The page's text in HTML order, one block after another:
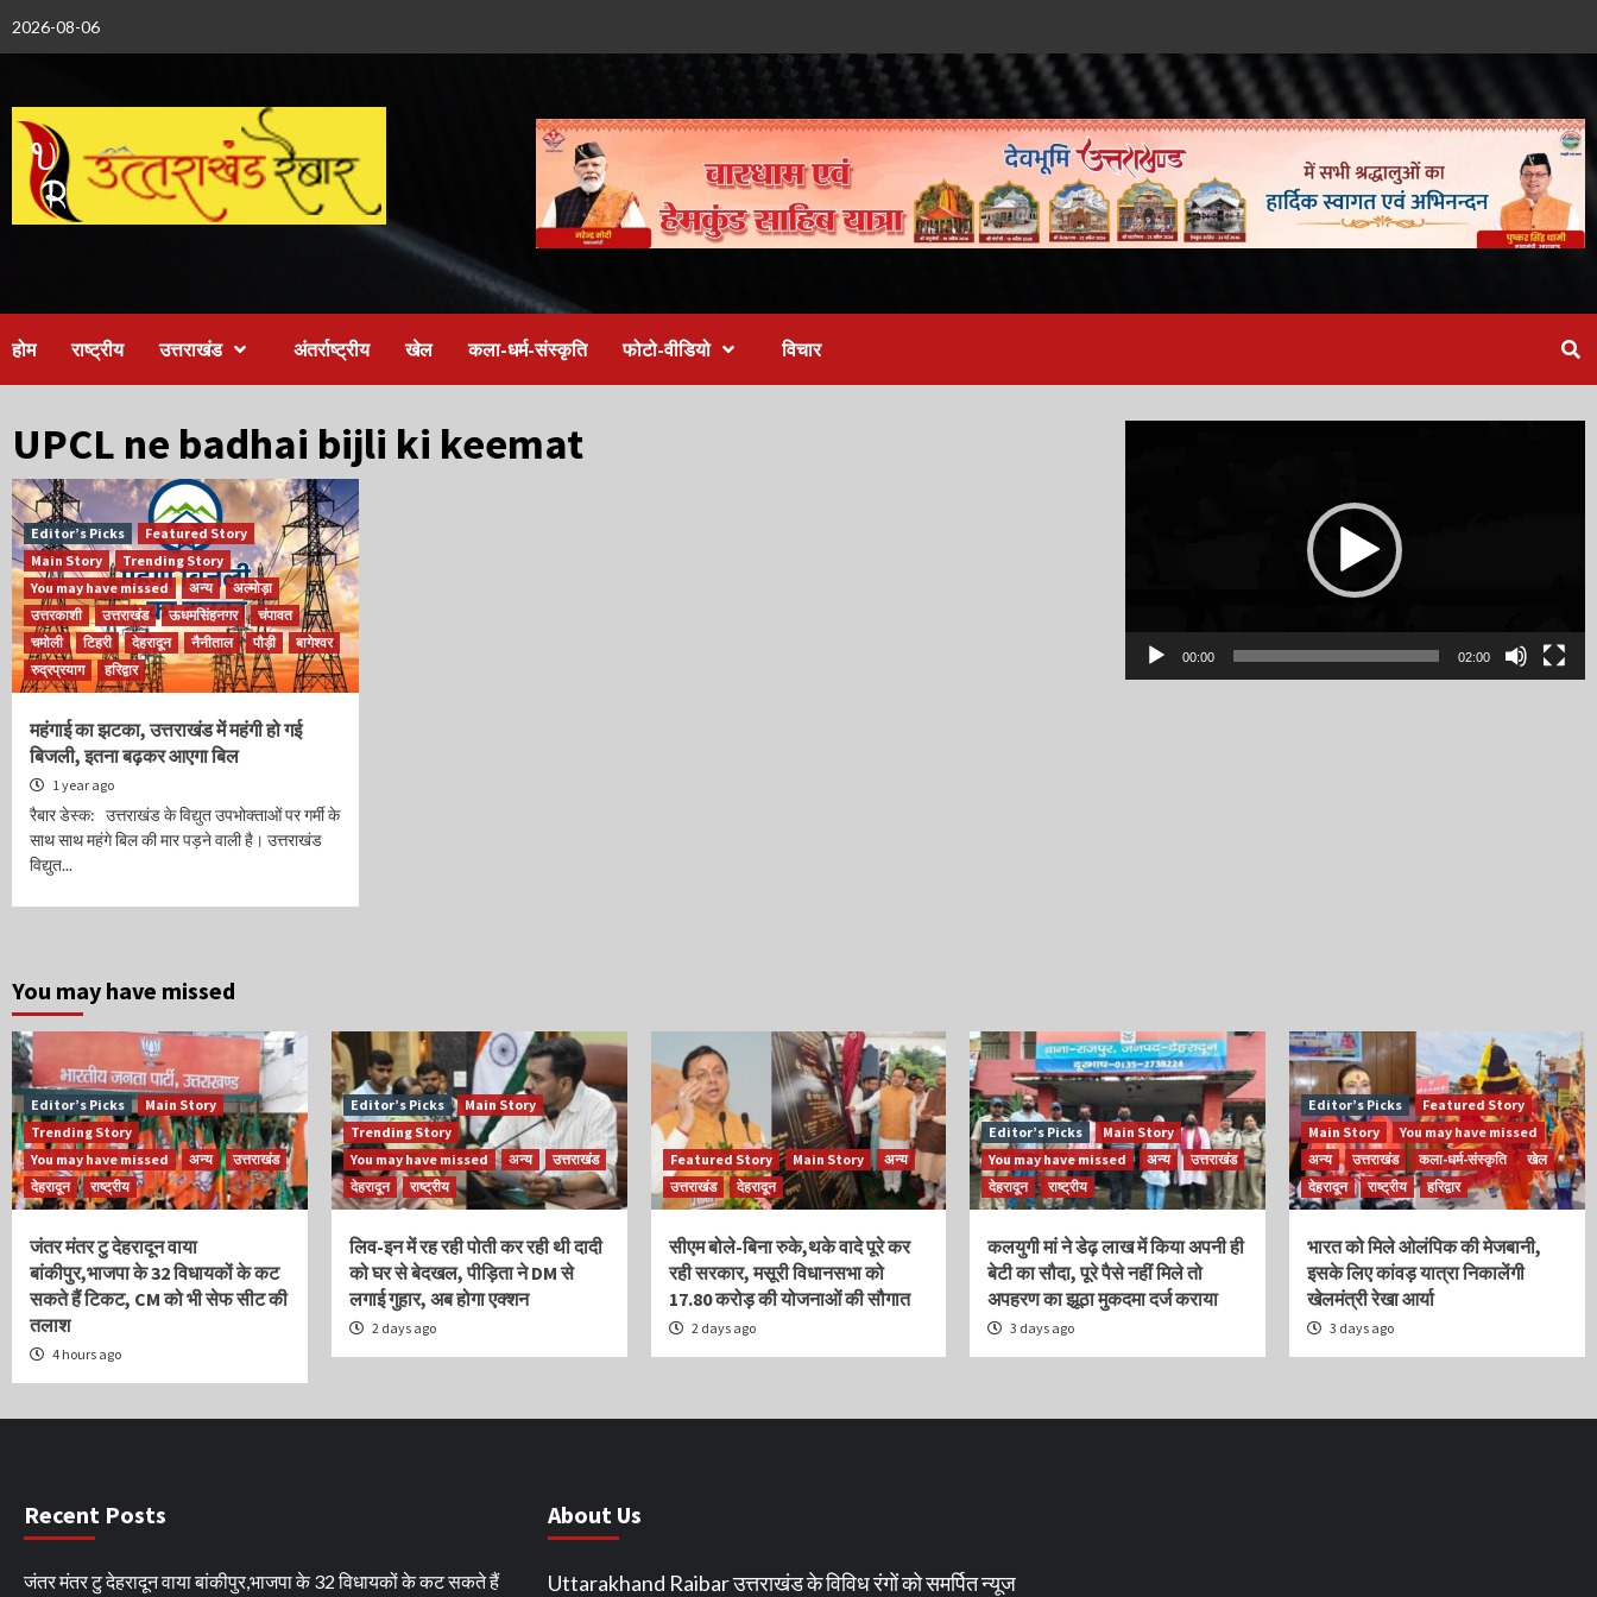
2026-08-06
होम राष्ट्रीय उत्तराखंड अंतर्राष्ट्रीय खेल कला-धर्म-संस्कृति फोटो-वीडियो विचार
UPCL ne badhai bijli ki keemat
Editor’s Picks
Featured Story
Main Story
Trending Story
You may have missed
अन्य
अल्मोड़ा
उत्तरकाशी
उत्तराखंड ऊधमसिंहनगर
चंपावत
चमोली
टिहरी देहरादून नैनीताल पौड़ी
बागेश्वर
रुद्रप्रयाग
हरिद्वार
महंगाई का झटका, उत्तराखंड में महंगी हो गई
बिजली, इतना बढ़कर आएगा बिल
1 year ago
रैबार डेस्क: उत्तराखंड के विद्युत उपभोक्ताओं पर गर्मी के
साथ साथ महंगे बिल की मार पड़ने वाली है। उत्तराखंड
विद्युत...
00:00 02:00
You may have missed
Editor’s Picks
Main Story
Trending Story
You may have missed
अन्य
उत्तराखंड
देहरादून
राष्ट्रीय
जंतर मंतर टु देहरादून वाया
बांकीपुर,भाजपा के 32 विधायकों के कट
सकते हैं टिकट, CM को भी सेफ सीट की
तलाश
4 hours ago
Editor’s Picks
Main Story
Trending Story
You may have missed
अन्य
उत्तराखंड
देहरादून
राष्ट्रीय
लिव-इन में रह रही पोती कर रही थी दादी
को घर से बेदखल, पीड़िता ने DM से
लगाई गुहार, अब होगा एक्शन
2 days ago
Featured Story Main Story
अन्य
उत्तराखंड
देहरादून
सीएम बोले-बिना रुके,थके वादे पूरे कर
रही सरकार, मसूरी विधानसभा को
17.80 करोड़ की योजनाओं की सौगात
2 days ago
Editor’s Picks
Main Story
You may have missed
अन्य
उत्तराखंड
देहरादून
राष्ट्रीय
कलयुगी मां ने डेढ़ लाख में किया अपनी ही
बेटी का सौदा, पूरे पैसे नहीं मिले तो
अपहरण का झूठा मुकदमा दर्ज कराया
3 days ago
Editor’s Picks
Featured Story
Main Story
You may have missed
अन्य
उत्तराखंड कला-धर्म-संस्कृति
खेल
देहरादून
राष्ट्रीय हरिद्वार
भारत को मिले ओलंपिक की मेजबानी,
इसके लिए कांवड़ यात्रा निकालेंगी
खेलमंत्री रेखा आर्या
3 days ago
Recent Posts
जंतर मंतर टु देहरादून वाया बांकीपुर,भाजपा के 32 विधायकों के कट सकते हैं
About Us
Uttarakhand Raibar उत्तराखंड के विविध रंगों को समर्पित न्यूज